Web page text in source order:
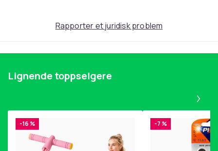
Farge: hvit
pulverlakkert stål
Sammenleggbar
SKU:44560
EAN:8718475623649
Rapporter et juridisk problem
Lignende toppselgere
-16 % -7 %